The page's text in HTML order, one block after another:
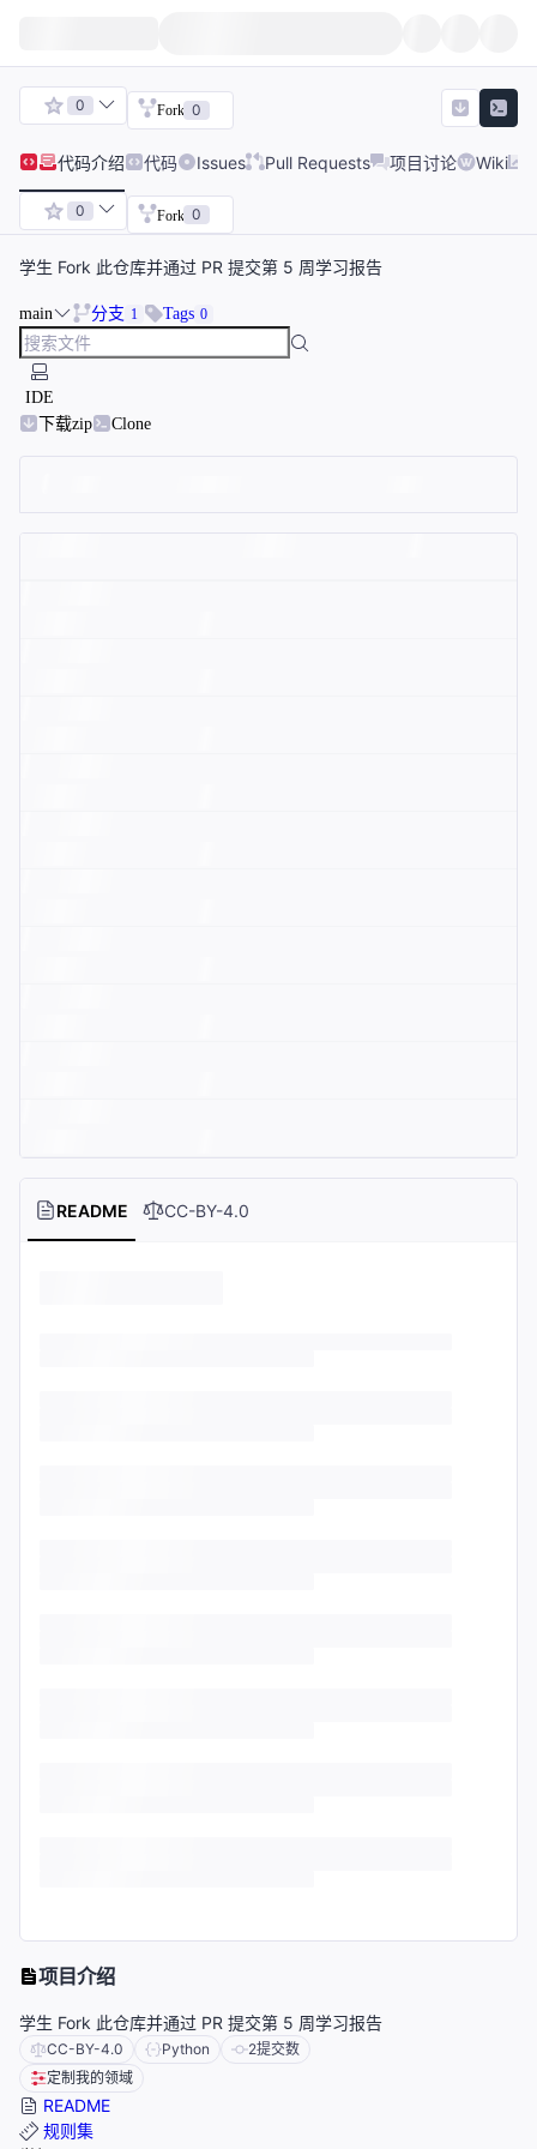
0 Fork 0
代码介绍 代码 Issues Pull Requests 项目讨论 Wiki
0 Fork 0
学生 Fork 此仓库并通过 PR 提交第 5 周学习报告
main 分支 1 Tags 0
IDE
下载zip
Clone
README CC-BY-4.0
项目介绍
学生 Fork 此仓库并通过 PR 提交第 5 周学习报告
CC-BY-4.0 Python 2提交数
定制我的领域
README
规则集